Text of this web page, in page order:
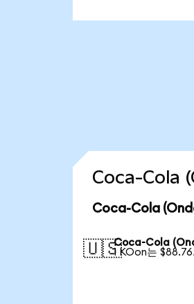
Coca-Cola
Coca-Cola
🇺🇸Coca-Cola
1 KOon는